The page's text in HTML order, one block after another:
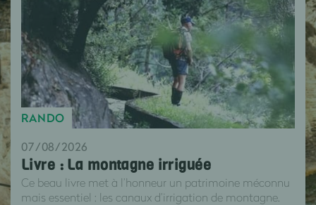
RANDO
07/08/2026
Livre : La montagne irriguée
Ce beau livre met à l’honneur un patrimoine méconnu
mais essentiel : les canaux d’irrigation de montagne.